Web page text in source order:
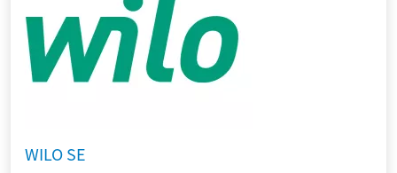
WILO SE